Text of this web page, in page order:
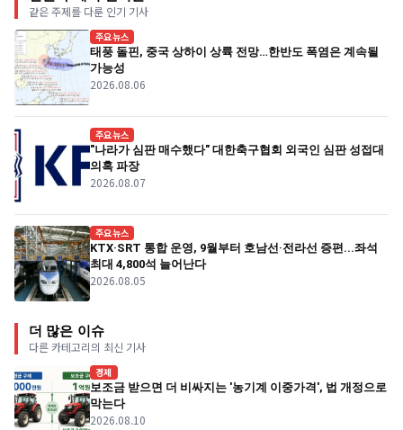
같은 주제를 다룬 인기 기사
주요뉴스
태풍 돌핀, 중국 상하이 상륙 전망…한반도 폭염은 계속될
가능성
2026.08.06
주요뉴스
"나라가 심판 매수했다" 대한축구협회 외국인 심판 성접대
의혹 파장
2026.08.07
주요뉴스
KTX·SRT 통합 운영, 9월부터 호남선·전라선 증편...좌석
최대 4,800석 늘어난다
2026.08.05
더 많은 이슈
다른 카테고리의 최신 기사
경제
보조금 받으면 더 비싸지는 '농기계 이중가격', 법 개정으로
막는다
2026.08.10